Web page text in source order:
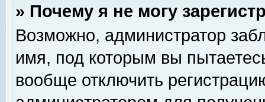
» Почему я не могу
Возможно, администратор
имя, под которым вы
вообще отключить